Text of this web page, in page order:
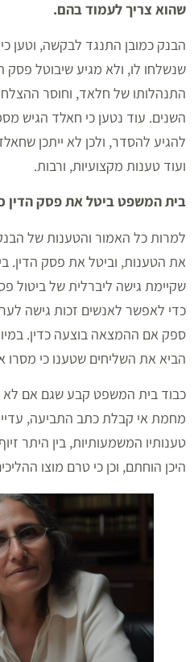
שהוא צריך לעמוד בהם.
הבנק כמובן התנגד לבקשה, וטען
שנשלחו לו, ולא מגיע שיבוטל פסק
התנהלותו של חלאד, וחוסר
השנים. עוד נטען כי חאלד הגיש
להגיע להסדר, ולכן לא ייתכן
ועוד טענות מקצועיות, ורבות.
בית המשפט ביטל את פסק הדין
למרות כל האמור והטענות של
את הטענות, וביטל את פסק הדין.
שקיימת גישה ליברלית של ביטול
כדי לאפשר לאנשים זכות גישה
ספק אם ההמצאה בוצעה כדין.
הביא את השליחים שטענו כי
כבוד בית המשפט קבע שגם אם לא
מחמת אי קבלת כתב התביעה,
טענותיו המשמעותיות, בין היתר
היכן הוחתם, וכן כי טרם מוצו